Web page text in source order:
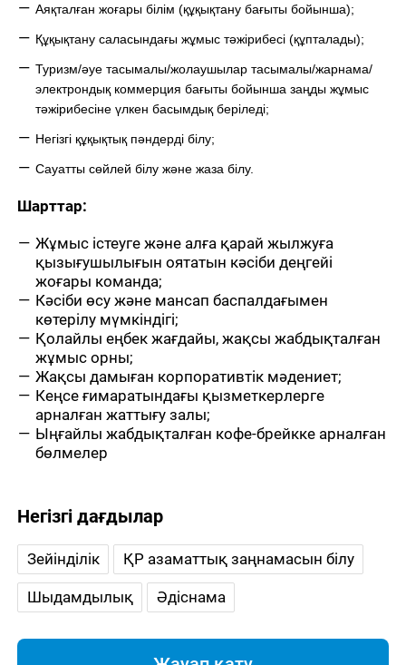
Аяқталған жоғары білім (құқықтану бағыты бойынша);
Құқықтану саласындағы жұмыс тәжірибесі (құпталады);
Туризм/әуе тасымалы/жолаушылар тасымалы/жарнама/
электрондық коммерция бағыты бойынша заңды жұмыс
тәжірибесіне үлкен басымдық беріледі;
Негізгі құқықтық пәндерді білу;
Сауатты сөйлей білу және жаза білу.
Шарттар:
Жұмыс істеуге және алға қарай жылжуға
қызығушылығын оятатын кәсіби деңгейі
жоғары команда;
Кәсіби өсу және мансап баспалдағымен
көтерілу мүмкіндігі;
Қолайлы еңбек жағдайы, жақсы жабдықталған
жұмыс орны;
Жақсы дамыған корпоративтік мәдениет;
Кеңсе ғимаратындағы қызметкерлерге
арналған жаттығу залы;
Ыңғайлы жабдықталған кофе-брейкке арналған
бөлмелер
Негізгі дағдылар
Зейінділік ҚР азаматтық заңнамасын білу
Шыдамдылық Әдіснама